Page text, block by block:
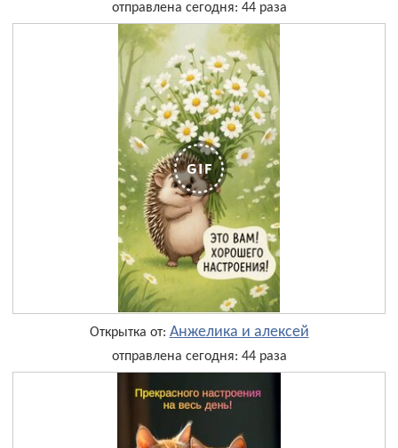
отправлена сегодня: 44 раза
Открытка от: Анжелика и алексей
отправлена сегодня: 44 раза